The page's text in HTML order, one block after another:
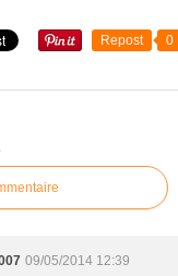
Repost 0
09/05/2014 12:39